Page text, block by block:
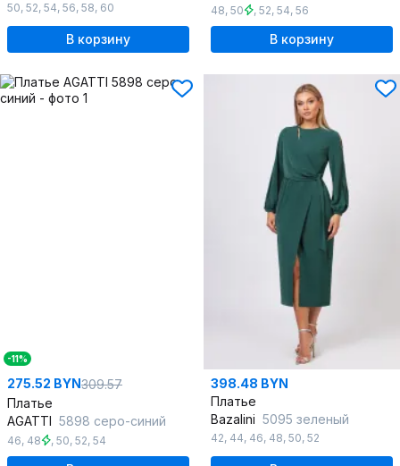
50, 52, 54, 56, 58, 60
В корзину
48, 50 , 52, 54, 56
В корзину
-11%
275.52 BYN309.57
Платье
AGATTI 5898 серо-синий
46, 48 , 50, 52, 54
398.48 BYN
Платье
Bazalini 5095 зеленый
42, 44, 46, 48, 50, 52